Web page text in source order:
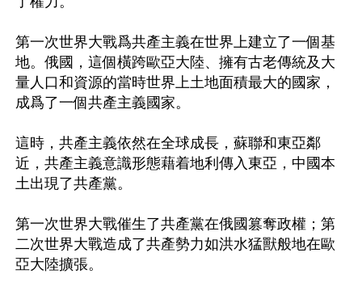
第一次世界大戰爲共產主義在世界上建立了一個基
地。俄國，這個橫跨歐亞大陸、擁有古老傳統及大
量人口和資源的當時世界上土地面積最大的國家，
成爲了一個共產主義國家。
這時，共產主義依然在全球成長，蘇聯和東亞鄰
近，共產主義意識形態藉着地利傳入東亞，中國本
土出現了共產黨。
第一次世界大戰催生了共產黨在俄國篡奪政權；第
二次世界大戰造成了共產勢力如洪水猛獸般地在歐
亞大陸擴張。